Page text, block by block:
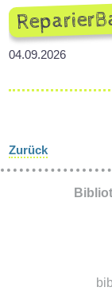
04.09.2026
Zurück